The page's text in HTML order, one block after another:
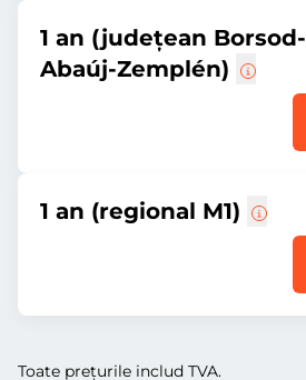
1 an (județean Borsod-
Abaúj-Zemplén)
1 an (regional M1)
Toate prețurile includ TVA.